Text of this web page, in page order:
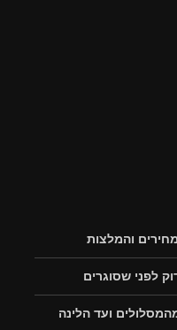
והמלצות
לפני שסוגרים
ועד הלינה